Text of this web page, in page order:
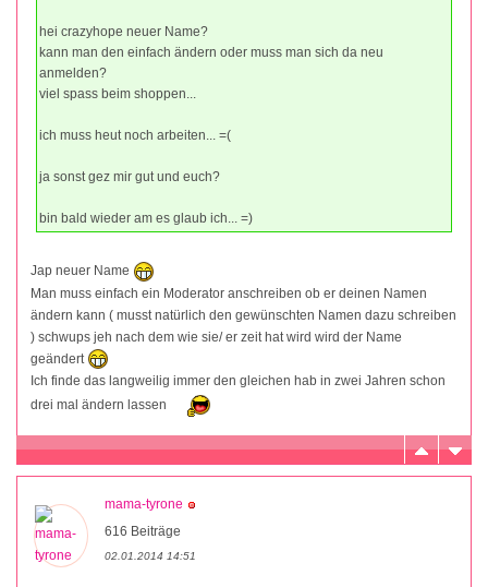
hei crazyhope neuer Name?
kann man den einfach ändern oder muss man sich da neu
anmelden?
viel spass beim shoppen...
ich muss heut noch arbeiten... =(
ja sonst gez mir gut und euch?
bin bald wieder am es glaub ich... =)
Jap neuer Name
Man muss einfach ein Moderator anschreiben ob er deinen Namen
ändern kann ( musst natürlich den gewünschten Namen dazu schreiben
) schwups jeh nach dem wie sie/ er zeit hat wird wird der Name
geändert
Ich finde das langweilig immer den gleichen hab in zwei Jahren schon
drei mal ändern lassen
mama-tyrone
616 Beiträge
02.01.2014 14:51